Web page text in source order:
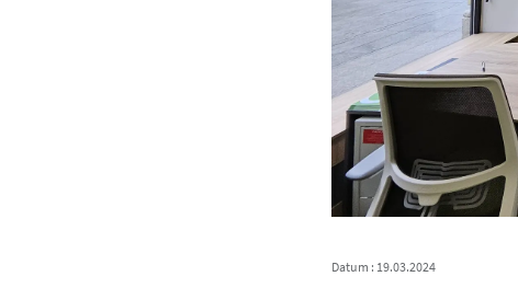
Datum : 19.03.2024